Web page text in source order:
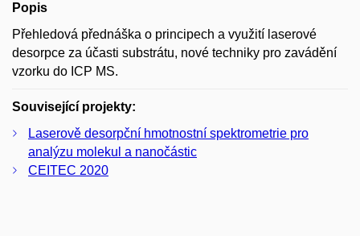
Popis
Přehledová přednáška o principech a využití laserové
desorpce za účasti substrátu, nové techniky pro zavádění
vzorku do ICP MS.
Související projekty:
Laserově desorpční hmotnostní spektrometrie pro
analýzu molekul a nanočástic
CEITEC 2020